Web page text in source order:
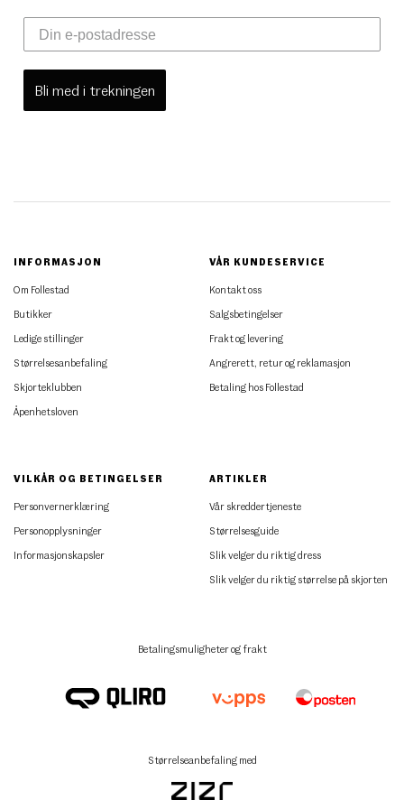
Bli med i trekningen
INFORMASJON
Om Follestad
Butikker
Ledige stillinger
Størrelsesanbefaling
Skjorteklubben
Åpenhetsloven
VÅR KUNDESERVICE
Kontakt oss
Salgsbetingelser
Frakt og levering
Angrerett, retur og reklamasjon
Betaling hos Follestad
VILKÅR OG BETINGELSER
Personvernerklæring
Personopplysninger
Informasjonskapsler
ARTIKLER
Vår skreddertjeneste
Størrelsesguide
Slik velger du riktig dress
Slik velger du riktig størrelse på skjorten
Betalingsmuligheter og frakt
Størrelseanbefaling med